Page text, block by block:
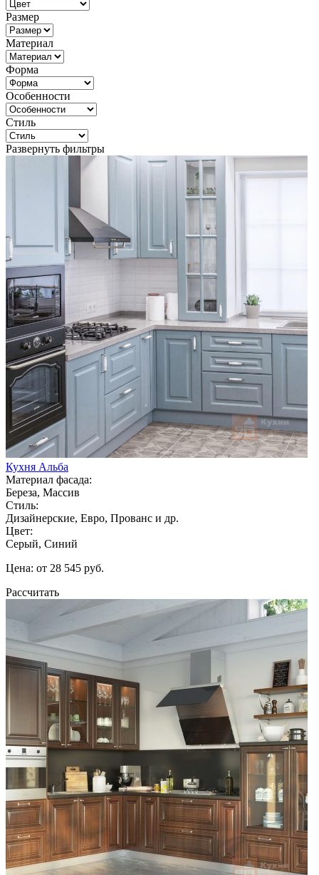
Размер
Материал
Форма
Особенности
Стиль
Развернуть фильтры
Кухня Альба
Материал фасада:
Береза, Массив
Стиль:
Дизайнерские, Евро, Прованс и др.
Цвет:
Серый, Синий
Цена: от 28 545 руб.
Рассчитать